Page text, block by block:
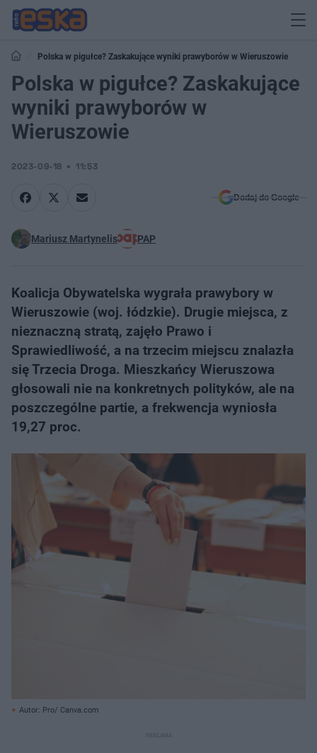
Polska w pigułce? Zaskakujące wyniki prawyborów w Wieruszowie
Polska w pigułce? Zaskakujące
wyniki prawyborów w
Wieruszowie
2023-09-18 11:53
Dodaj do Google
Mariusz Martynelis PAP
Koalicja Obywatelska wygrała prawybory w
Wieruszowie (woj. łódzkie). Drugie miejsca, z
nieznaczną stratą, zajęło Prawo i
Sprawiedliwość, a na trzecim miejscu znalazła
się Trzecia Droga. Mieszkańcy Wieruszowa
głosowali nie na konkretnych polityków, ale na
poszczególne partie, a frekwencja wyniosła
19,27 proc.
Autor: Pro/ Canva.com